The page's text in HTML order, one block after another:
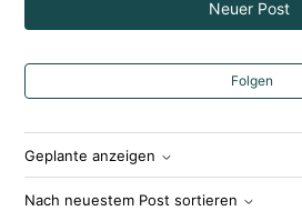
Neuer Post
Folgen
Geplante anzeigen
Nach neuestem Post sortieren